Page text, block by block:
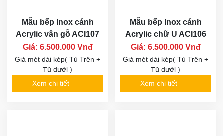
Mẫu bếp Inox cánh
Acrylic vân gỗ ACI107
Giá: 6.500.000 Vnđ
Giá mét dài kép( Tủ Trên +
Tủ dưới )
Xem chi tiết
Mẫu bếp Inox cánh
Acrylic chữ U ACI106
Giá: 6.500.000 Vnđ
Giá mét dài kép( Tủ Trên +
Tủ dưới )
Xem chi tiết